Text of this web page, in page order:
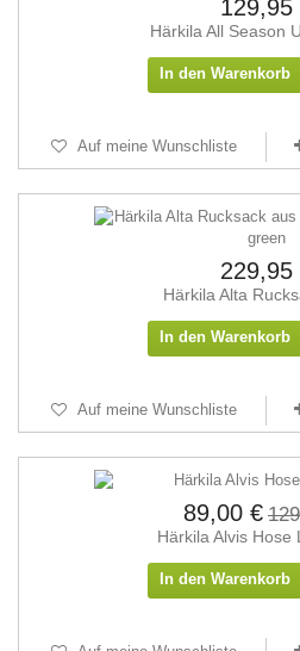
129,95
Härkila All Season
In den Warenkorb
Auf meine Wunschliste
229,95
Härkila Alta
In den Warenkorb
Auf meine Wunschliste
89,00 €
Härkila Alvis Hose
In den Warenkorb